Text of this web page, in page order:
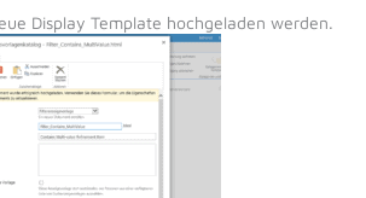
Display Template hochgeladen werden.